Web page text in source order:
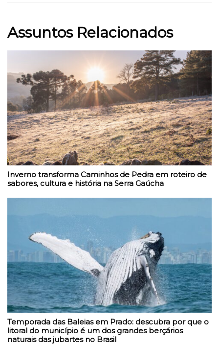
Assuntos Relacionados
Inverno transforma Caminhos de Pedra em roteiro de
sabores, cultura e história na Serra Gaúcha
Temporada das Baleias em Prado: descubra por que o
litoral do município é um dos grandes berçários
naturais das jubartes no Brasil